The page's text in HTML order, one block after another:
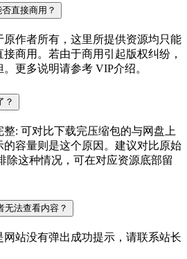
直接商用？
作者所有，这里所提供资源均只能
商用。若由于商用引起版权纠纷，
更多说明请参考 VIP介绍。
？
: 可对比下载完压缩包的与网盘上
容量则是这个原因。建议对比原始
除这种情况，可在对应资源底部留
无法查看内容？
站没有弹出成功提示，请联系站长